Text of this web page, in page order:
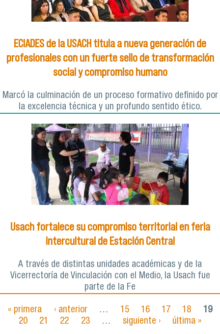
ECIADES de la USACH titula a nueva generación de
profesionales con un fuerte sello de transformación
social y compromiso humano
Marcó la culminación de un proceso formativo definido por
la excelencia técnica y un profundo sentido ético.
Usach fortalece su compromiso territorial en feria
intercultural de Estación Central
A través de distintas unidades académicas y de la
Vicerrectoría de Vinculación con el Medio, la Usach fue
parte de la Fe
Páginas
« primera ‹ anterior … 15 16 17 18
19
20
21 22 23 … siguiente › última »